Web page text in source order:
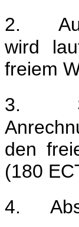
2.
wird
freiem
3.
den
(180
4.